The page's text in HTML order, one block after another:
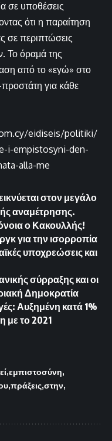
σε υποθέσεις
ότι η παραίτηση
σε περιπτώσεις
Το όραμά της
από το «εγώ» στο
προστάτη για κάθε
eidiseis/politiki/
i-empistosyni-den-
alla-me
στον μεγάλο
αναμέτρησης.
ο Κακουλλής!
για την ισορροπία
υποχρεώσεις και
σύρραξης και οι
Δημοκρατία
Αυξημένη κατά 1%
με το 2021
εμπιστοσύνη
πράξεις στην